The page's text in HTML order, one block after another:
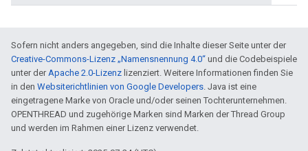
Sofern nicht anders angegeben, sind die Inhalte dieser Seite unter der
Creative-Commons-Lizenz „Namensnennung 4.0“ und die Codebeispiele
unter derApache 2.0-Lizenz lizenziert. Weitere Informationen finden Sie
in den Websiterichtlinien von Google Developers. Java ist eine
eingetragene Marke von Oracle und/oder seinen Tochterunternehmen.
OPENTHREAD und zugehörige Marken sind Marken der Thread Group
und werden im Rahmen einer Lizenz verwendet.